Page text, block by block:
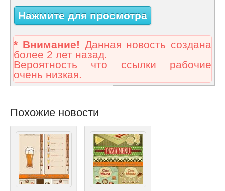
Нажмите для просмотра
* Внимание! Данная новость создана
более 2 лет назад.
Вероятность что ссылки рабочие
очень низкая.
Похожие новости